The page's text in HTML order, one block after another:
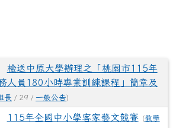
檢送中原大學辦理之「桃園市115年
人員180小時專業訓練課程」簡章及
長 / 29 / 一般公告)
115年全國中小學客家藝文競賽 (教學